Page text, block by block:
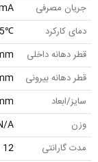
جریان مصرفی
دمای کارکرد
℃65~℃20-
قطر دهانه داخلی
قطر دهانه بیرونی
سایز/ابعاد
وزن
A
مدت گارانتی
12 ماه